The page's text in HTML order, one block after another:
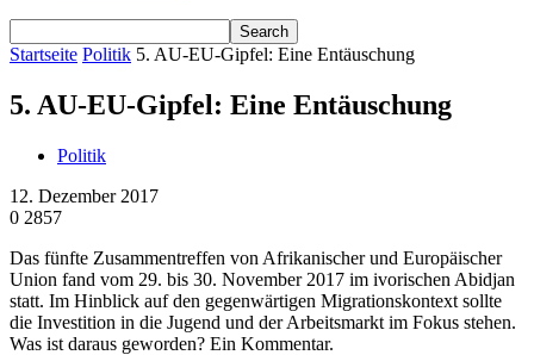
Startseite Politik 5. AU-EU-Gipfel: Eine Entäuschung
5. AU-EU-Gipfel: Eine Entäuschung
Politik
12. Dezember 2017
0 2857
Das fünfte Zusammentreffen von Afrikanischer und Europäischer
Union fand vom 29. bis 30. November 2017 im ivorischen Abidjan
statt. Im Hinblick auf den gegenwärtigen Migrationskontext sollte
die Investition in die Jugend und der Arbeitsmarkt im Fokus stehen.
Was ist daraus geworden? Ein Kommentar.